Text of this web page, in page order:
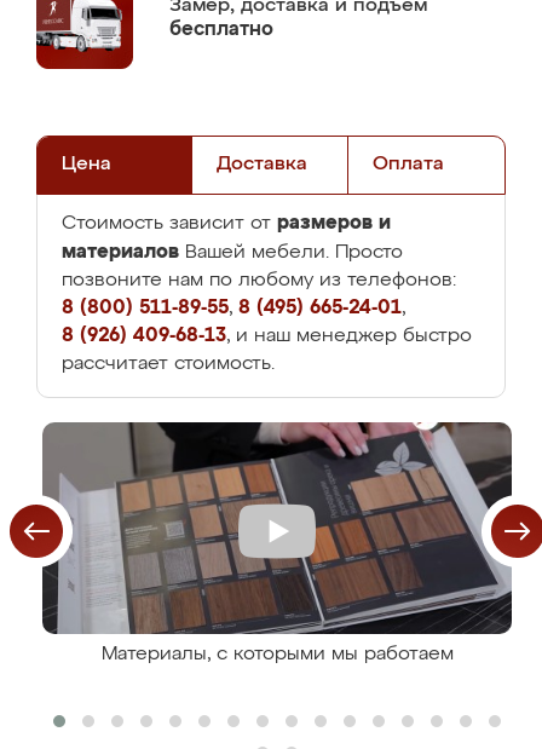
Замер, доставка и подъем
бесплатно
Цена Доставка Оплата
Стоимость зависит от размеров и
материалов Вашей мебели. Просто
позвоните нам по любому из телефонов:
8 (800) 511-89-55, 8 (495) 665-24-01,
8 (926) 409-68-13, и наш менеджер быстро
рассчитает стоимость.
Материалы, с которыми мы работаем